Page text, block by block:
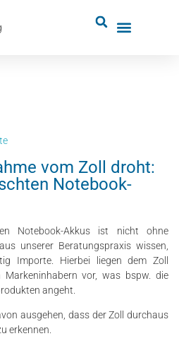
vom Zoll droht:
Notebook-
Notebook-Akkus ist nicht ohne
unserer Beratungspraxis wissen,
Importe. Hierbei liegen dem Zoll
vor, was bspw. die
angeht.
ausgehen, dass der Zoll durchaus
erkennen.